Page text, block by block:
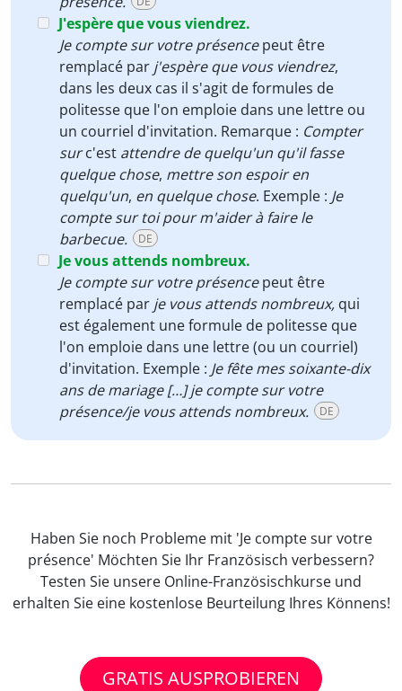
J'espère que vous viendrez.
Je compte sur votre présencepeut être
remplacé par j'espère que vous viendrez,
dans les deux cas il s'agit de formules de
politesse que l'on emploie dans une lettre ou
un courriel d'invitation. Remarque : Compter
surc'est attendre de quelqu'un qu'il fasse
quelque chose, mettre son espoir en
quelqu'un, en quelque chose. Exemple : Je
compte sur toi pour m'aider à faire le
barbecue.
DE
Je vous attends nombreux.
Je compte sur votre présencepeut être
remplacé par je vous attends nombreux, qui
est également une formule de politesse que
l'on emploie dans une lettre (ou un courriel)
d'invitation. Exemple : Je fête mes soixante-dix
ans de mariage […] je compte sur votre
présence/je vous attends nombreux.
DE
Haben Sie noch Probleme mit 'Je compte sur votre
présence' Möchten Sie Ihr Französisch verbessern?
Testen Sie unsere Online-Französischkurse und
erhalten Sie eine kostenlose Beurteilung Ihres Könnens!
GRATIS AUSPROBIEREN